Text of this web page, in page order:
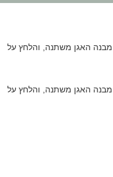
מבנה האגן משתנה, והלחץ על
מבנה האגן משתנה, והלחץ על